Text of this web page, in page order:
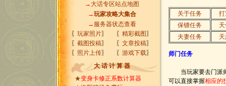
→ 大话专区站点地图
→玩家攻略大集合
→ 服务器状态查看
〖玩家照片〗 〖精彩截图 〗
〖截图投稿〗 〖文章投稿〗
〖 照片上传〗 〖游戏下载〗
大 话 计 算 器
★变身卡修正系数计算器
关于任务
保镖任务
夫妻任务
师门任务
当玩家要去门派师
可以直接掌握相应的